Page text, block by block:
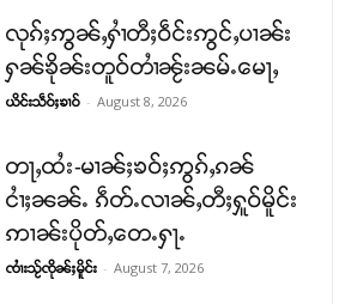
လုၵ်ႈဢွၼ်ႇႁၢႆတီႈဝဵင်းဢွင်ႇပၢၼ်း
ႁၼ်ၶိုၼ်းတူဝ်တၢႆၼႂ်းၼမ်ႉမေႃႇ
ယိင်းသဵဝ်ႈၶၢဝ် - August 8, 2026
တႃႇထႆး-မၢၼ်ႈၶဝ်ႈဢွၵ်ႇၵၼ်
ငၢႆႈၼၼ်ႉ ၵဵတ်ႉလၢၼ်ႇတီႈႁူဝ်မိူင်း
ဢၢၼ်းပိုတ်ႇတေႉႁႃႉ
ၸၢႆးသႂ်ၸိုၼ်ႈမိူင်း - August 7, 2026